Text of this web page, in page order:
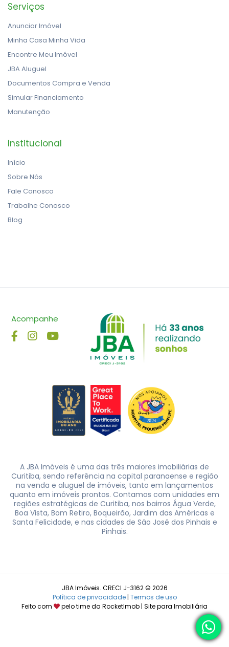
Serviços
Anunciar Imóvel
Minha Casa Minha Vida
Encontre Meu Imóvel
JBA Aluguel
Documentos Compra e Venda
Simular Financiamento
Manutenção
Institucional
Início
Sobre Nós
Fale Conosco
Trabalhe Conosco
Blog
Acompanhe
A JBA Imóveis é uma das três maiores imobiliárias de
Curitiba, sendo referência na capital paranaense e região
na venda e aluguel de imóveis, tanto em lançamentos
quanto em imóveis prontos. Contamos com unidades em
regiões estratégicas de Curitiba, nos bairros Água Verde,
Boa Vista, Bom Retiro, Boqueirão, Jardim das Américas e
Santa Felicidade, e nas cidades de São José dos Pinhais e
Pinhais.
JBA Imóveis. CRECI J-3162 © 2026
Política de privacidade| Termos de uso
Feito com
pelo time da RocketImob | Site para Imobiliária